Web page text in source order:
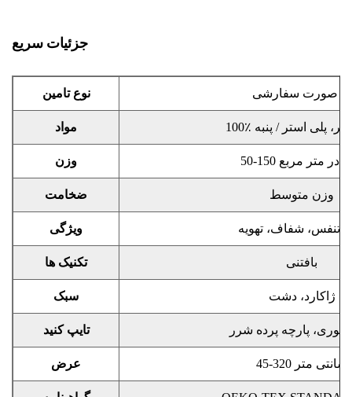
جزئیات سریع
نوع تامین به صورت سفارشی
مواد استر، پلی استر / پنبه
وزن گرم در متر مربع
ضخامت وزن متوسط
ویژگی تنفس، شفاف، تهویه
تکنیک ها بافتنی
سبک ژاکارد، دشت
تایپ کنید توری، پارچه پرده شرر
عرض 45-320 سانتی متر